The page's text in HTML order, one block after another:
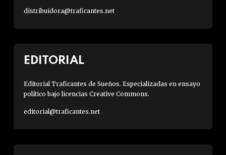
distribuidora@traficantes.net
EDITORIAL
Editorial Traficantes de Sueños. Especializadas en ensayo
político bajo licencias Creative Commons.
editorial@traficantes.net